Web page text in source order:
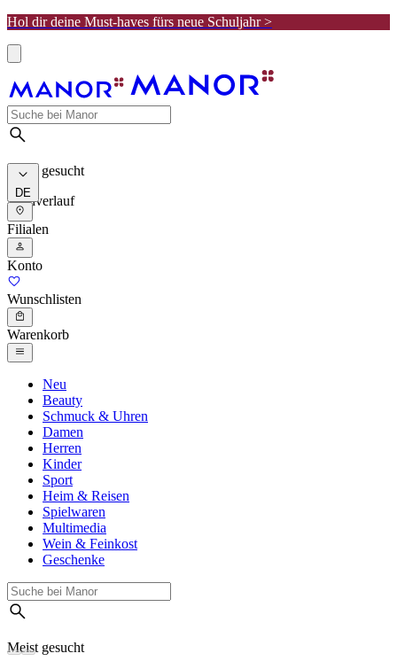
Hol dir deine Must-haves fürs neue Schuljahr >
Meist gesucht
Suchverlauf
DE
Filialen
Konto
Wunschlisten
Warenkorb
Neu
Beauty
Schmuck & Uhren
Damen
Herren
Kinder
Sport
Heim & Reisen
Spielwaren
Multimedia
Wein & Feinkost
Geschenke
Meist gesucht